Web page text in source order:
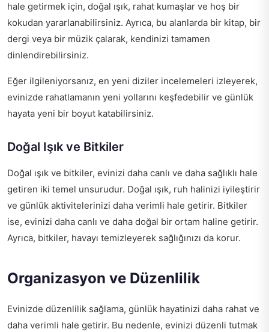
hale getirmek için, doğal ışık, rahat kumaşlar ve hoş bir
kokudan yararlanabilirsiniz. Ayrıca, bu alanlarda bir kitap, bir
dergi veya bir müzik çalarak, kendinizi tamamen
dinlendirebilirsiniz.
Eğer ilgileniyorsanız, en yeni diziler incelemeleri izleyerek,
evinizde rahatlamanın yeni yollarını keşfedebilir ve günlük
hayata yeni bir boyut katabilirsiniz.
Doğal Işık ve Bitkiler
Doğal ışık ve bitkiler, evinizi daha canlı ve daha sağlıklı hale
getiren iki temel unsurudur. Doğal ışık, ruh halinizi iyileştirir
ve günlük aktivitelerinizi daha verimli hale getirir. Bitkiler
ise, evinizi daha canlı ve daha doğal bir ortam haline getirir.
Ayrıca, bitkiler, havayı temizleyerek sağlığınızı da korur.
Organizasyon ve Düzenlilik
Evinizde düzenlilik sağlama, günlük hayatinizi daha rahat ve
daha verimli hale getirir. Bu nedenle, evinizi düzenli tutmak